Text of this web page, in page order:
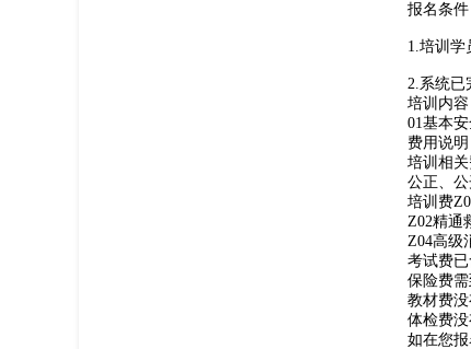
报名条件
1.培训学
2.系统已
培训内容
01基本
费用说明
培训相关
公正、
培训费
Z02精通
Z04高级
考试费
保险费
教材费
体检费
如在您